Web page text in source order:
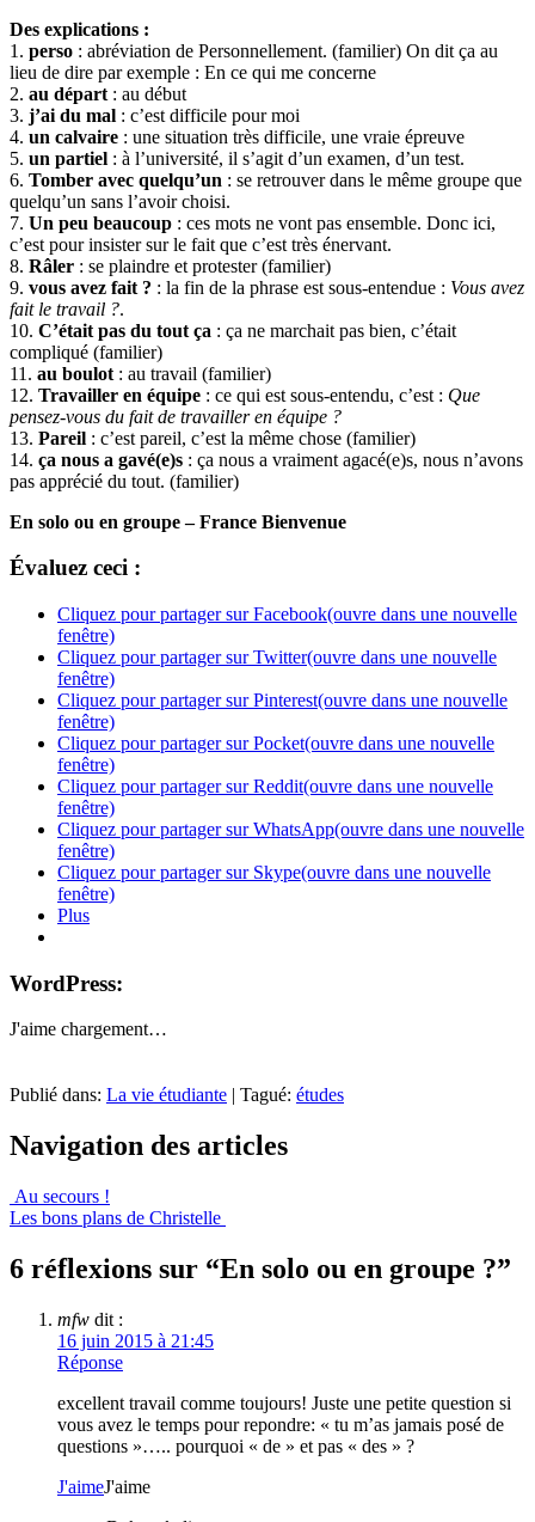
Des explications :
1. perso : abréviation de Personnellement. (familier) On dit ça au
lieu de dire par exemple : En ce qui me concerne
2. au départ : au début
3. j’ai du mal : c’est difficile pour moi
4. un calvaire : une situation très difficile, une vraie épreuve
5. un partiel : à l’université, il s’agit d’un examen, d’un test.
6. Tomber avec quelqu’un : se retrouver dans le même groupe que
quelqu’un sans l’avoir choisi.
7. Un peu beaucoup : ces mots ne vont pas ensemble. Donc ici,
c’est pour insister sur le fait que c’est très énervant.
8. Râler : se plaindre et protester (familier)
9. vous avez fait ? : la fin de la phrase est sous-entendue : Vous avez
fait le travail ?.
10. C’était pas du tout ça : ça ne marchait pas bien, c’était
compliqué (familier)
11. au boulot : au travail (familier)
12. Travailler en équipe : ce qui est sous-entendu, c’est : Que
pensez-vous du fait de travailler en équipe ?
13. Pareil : c’est pareil, c’est la même chose (familier)
14. ça nous a gavé(e)s : ça nous a vraiment agacé(e)s, nous n’avons
pas apprécié du tout. (familier)
En solo ou en groupe – France Bienvenue
Évaluez ceci :
Cliquez pour partager sur Facebook(ouvre dans une nouvelle
fenêtre)
Cliquez pour partager sur Twitter(ouvre dans une nouvelle
fenêtre)
Cliquez pour partager sur Pinterest(ouvre dans une nouvelle
fenêtre)
Cliquez pour partager sur Pocket(ouvre dans une nouvelle
fenêtre)
Cliquez pour partager sur Reddit(ouvre dans une nouvelle
fenêtre)
Cliquez pour partager sur WhatsApp(ouvre dans une nouvelle
fenêtre)
Cliquez pour partager sur Skype(ouvre dans une nouvelle
fenêtre)
Plus
WordPress:
J'aime chargement…
Publié dans: La vie étudiante Tagué: études
Navigation des articles
Au secours !
Les bons plans de Christelle
6 réflexions sur “En solo ou en groupe ?”
mfw dit :
16 juin 2015 à 21:45
Réponse
excellent travail comme toujours! Juste une petite question si
vous avez le temps pour repondre: « tu m’as jamais posé de
questions »….. pourquoi « de » et pas « des » ?
J'aimeJ'aime